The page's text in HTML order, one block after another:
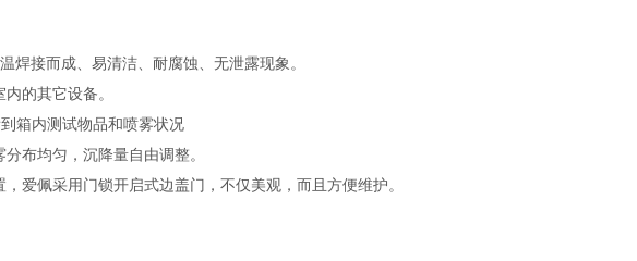
焊接而成、易清洁、耐腐蚀、无泄露现象。
的其它设备。
箱内测试物品和喷雾状况
布均匀，沉降量自由调整。
爱佩采用门锁开启式边盖门，不仅美观，而且方便维护。